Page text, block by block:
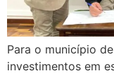
Para o município
investimentos em